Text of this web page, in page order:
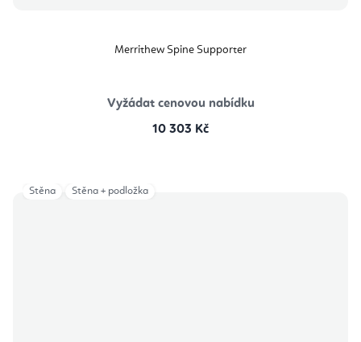
Merrithew Spine Supporter
Vyžádat cenovou nabídku
10 303 Kč
Stěna Stěna + podložka